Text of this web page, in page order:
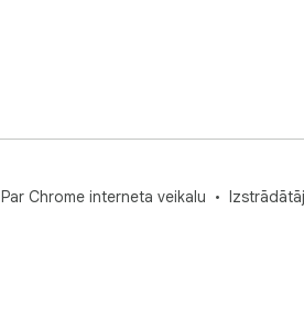
Par Chrome interneta veikalu